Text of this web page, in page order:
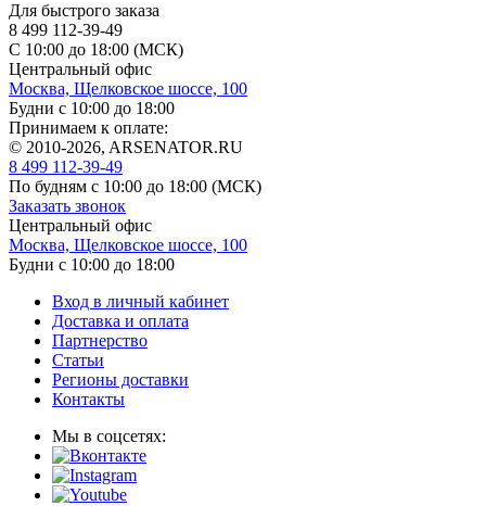
Для быстрого заказа
8 499 112-39-49
С 10:00 до 18:00 (МСК)
Центральный офис
Москва, Щелковское шоссе, 100
Будни с 10:00 до 18:00
Принимаем к оплате:
© 2010-2026, ARSENATOR.RU
8 499 112-39-49
По будням с 10:00 до 18:00 (МСК)
Заказать звонок
Центральный офис
Москва, Щелковское шоссе, 100
Будни с 10:00 до 18:00
Вход в личный кабинет
Доставка и оплата
Партнерство
Статьи
Регионы доставки
Контакты
Мы в соцсетях: